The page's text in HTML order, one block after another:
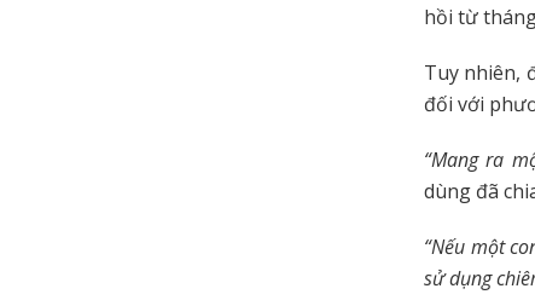
hồi từ
Tuy nhiên,
đối với
“Mang ra
dùng đã
“Nếu một
sử dụng